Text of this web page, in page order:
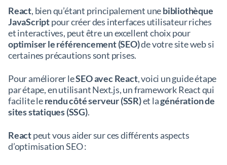
React, bien qu’étant principalement unebibliothèque
JavaScriptpour créer des interfaces utilisateur riches
et interactives, peut être un excellent choix pour
optimiser le référencement (SEO)de votre site web si
certaines précautions sont prises.
Pour améliorer leSEO avec React, voici un guide étape
par étape, en utilisant Next.js, un framework React qui
facilite lerendu côté serveur (SSR)et lagénération de
sites statiques (SSG).
Reactpeut vous aider sur ces différents aspects
d’optimisation SEO :